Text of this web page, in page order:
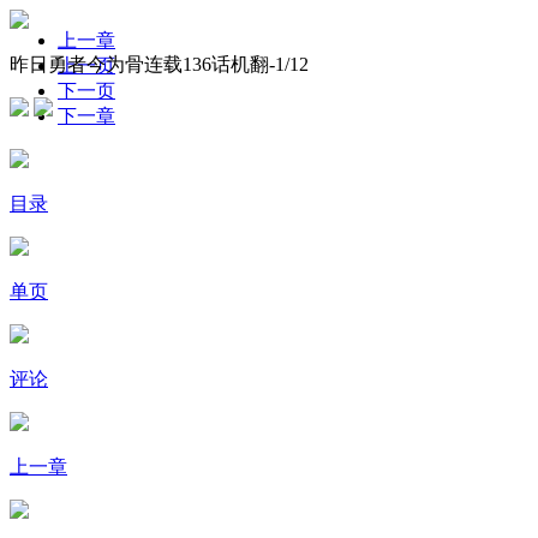
昨日勇者今为骨连载136话机翻-1/12
上一章
上一页
下一页
下一章
目录
单页
评论
上一章